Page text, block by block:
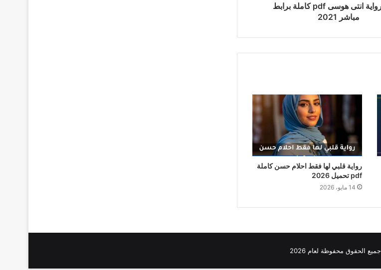
تحميل رواية انتى هوسى pdf كاملة برابط
مباشر 2021
رواية قلبي لها فقط احلام حسن كاملة
pdf تحميل 2026
14 مايو، 2026
جميع الحقوق محفوظة لعام 2026